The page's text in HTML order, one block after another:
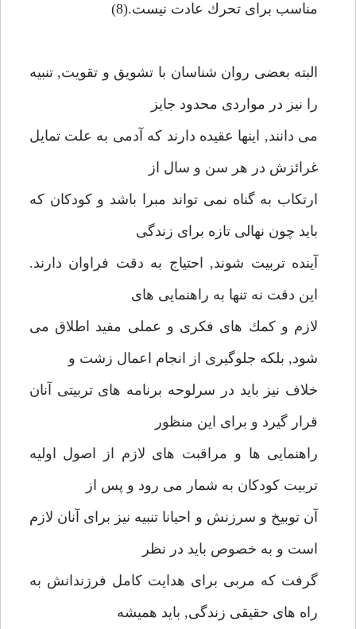
مناسب براى تحرك عادت نيست.(8)
البته بعضى روان شناسان با تشويق و تقويت, تنبيه
را نيز در مواردى محدود جايز
مى دانند, اينها عقيده دارند كه آدمى به علت تمايل
غرائزش در هر سن و سال از
ارتكاب به گناه نمى تواند مبرا باشد و كودكان كه
بايد چون نهالى تازه براى زندگى
آينده تربيت شوند, احتياج به دقت فراوان دارند.
اين دقت نه تنها به راهنمايى هاى
لازم و كمك هاى فكرى و عملى مفيد اطلاق مى
شود, بلكه جلوگيرى از انجام اعمال زشت و
خلاف نيز بايد در سرلوحه برنامه هاى تربيتى آنان
قرار گيرد و براى اين منظور
راهنمايى ها و مراقبت هاى لازم از اصول اوليه
تربيت كودكان به شمار مى رود و پس از
آن توبيخ و سرزنش و احيانا تنبيه نيز براى آنان لازم
است و به خصوص بايد در نظر
گرفت كه مربى براى هدايت كامل فرزندانش به
راه هاى حقيقى زندگى, بايد هميشه